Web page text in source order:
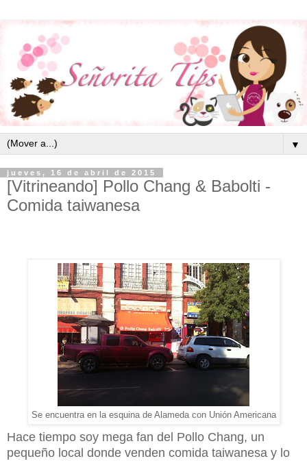
▼
jueves, 16 de abril de 2015
[Vitrineando] Pollo Chang & Babolti -
Comida taiwanesa
Se encuentra en la esquina de Alameda con Unión Americana
Hace tiempo soy mega fan del Pollo Chang, un
pequeño local donde venden comida taiwanesa y lo